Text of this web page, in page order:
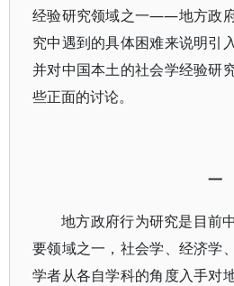
经验研究领域之一——地方政
究中遇到的具体困难来说明引
并对中国本土的社会学经验研
些正面的讨论。
一
地方政府行为研究是目前
要领域之一，社会学、经济学
学者从各自学科的角度入手对